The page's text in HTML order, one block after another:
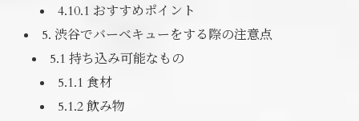
4.10.1 おすすめポイント
5. 渋谷でバーベキューをする際の注意点
5.1 持ち込み可能なもの
5.1.1 食材
5.1.2 飲み物